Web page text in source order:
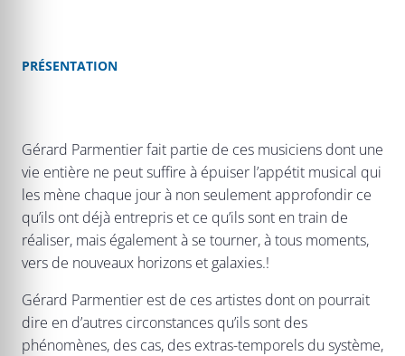
PRÉSENTATION
Gérard Parmentier fait partie de ces musiciens dont une
vie entière ne peut suffire à épuiser l’appétit musical qui
les mène chaque jour à non seulement approfondir ce
qu’ils ont déjà entrepris et ce qu’ils sont en train de
réaliser, mais également à se tourner, à tous moments,
vers de nouveaux horizons et galaxies.!
Gérard Parmentier est de ces artistes dont on pourrait
dire en d’autres circonstances qu’ils sont des
phénomènes, des cas, des extras-temporels du système,